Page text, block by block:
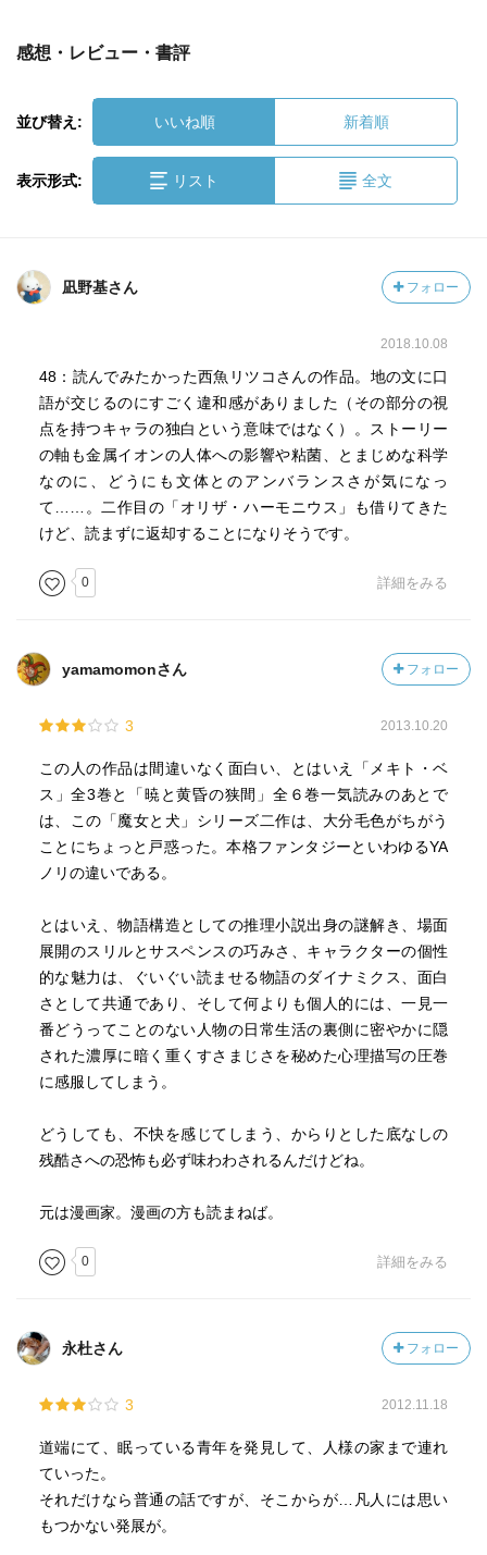
感想・レビュー・書評
並び替え: いいね順 新着順
表示形式: リスト 全文
凪野基さん フォロー
2018.10.08
48：読んでみたかった西魚リツコさんの作品。地の文に口
語が交じるのにすごく違和感がありました（その部分の視
点を持つキャラの独白という意味ではなく）。ストーリー
の軸も金属イオンの人体への影響や粘菌、とまじめな科学
なのに、どうにも文体とのアンバランスさが気になっ
て……。二作目の「オリザ・ハーモニウス」も借りてきた
けど、読まずに返却することになりそうです。
0 詳細をみる
yamamomonさん フォロー
3 2013.10.20
この人の作品は間違いなく面白い、とはいえ「メキト・ベ
ス」全3巻と「暁と黄昏の狭間」全６巻一気読みのあとで
は、この「魔女と犬」シリーズ二作は、大分毛色がちがう
ことにちょっと戸惑った。本格ファンタジーといわゆるYA
ノリの違いである。
とはいえ、物語構造としての推理小説出身の謎解き、場面
展開のスリルとサスペンスの巧みさ、キャラクターの個性
的な魅力は、ぐいぐい読ませる物語のダイナミクス、面白
さとして共通であり、そして何よりも個人的には、一見一
番どうってことのない人物の日常生活の裏側に密やかに隠
された濃厚に暗く重くすさまじさを秘めた心理描写の圧巻
に感服してしまう。
どうしても、不快を感じてしまう、からりとした底なしの
残酷さへの恐怖も必ず味わわされるんだけどね。
元は漫画家。漫画の方も読まねば。
0 詳細をみる
永杜さん フォロー
3 2012.11.18
道端にて、眠っている青年を発見して、人様の家まで連れ
ていった。
それだけなら普通の話ですが、そこからが…凡人には思い
もつかない発展が。